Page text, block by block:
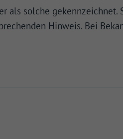
als solche
Hinweis. Bei